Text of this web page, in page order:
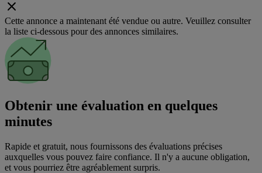
Cette annonce a maintenant été vendue ou autre. Veuillez consulter
la liste ci-dessous pour des annonces similaires.
Obtenir une évaluation en quelques
minutes
Rapide et gratuit, nous fournissons des évaluations précises
auxquelles vous pouvez faire confiance. Il n'y a aucune obligation,
et vous pourriez être agréablement surpris.